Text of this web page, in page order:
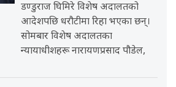
डण्डुराज घिमिरे विशेष अदालतको
आदेशपछि धरौटीमा रिहा भएका छन्।
सोमबार विशेष अदालतका
न्यायाधीशहरू नारायणप्रसाद पौडेल,